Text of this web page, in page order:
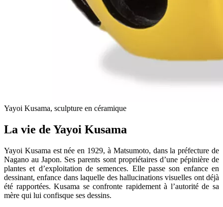
Yayoi Kusama, sculpture en céramique
La vie de Yayoi Kusama
Yayoi Kusama est née en 1929, à Matsumoto, dans la préfecture de
Nagano au Japon. Ses parents sont propriétaires d’une pépinière de
plantes et d’exploitation de semences. Elle passe son enfance en
dessinant, enfance dans laquelle des hallucinations visuelles ont déjà
été rapportées. Kusama se confronte rapidement à l’autorité de sa
mère qui lui confisque ses dessins.